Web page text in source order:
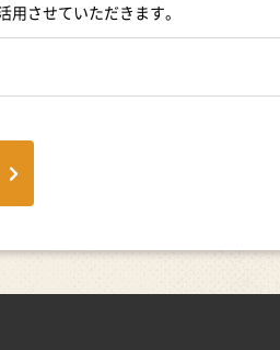
として指定されました。
なります。
させていただきます。